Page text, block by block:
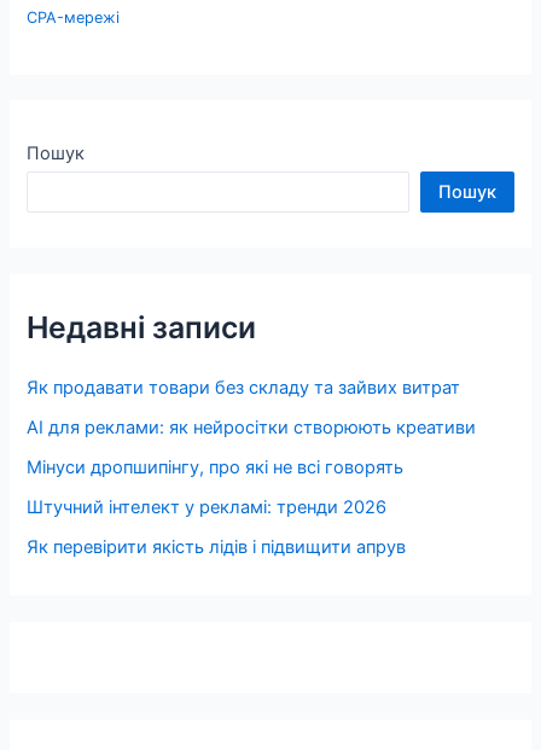
CPA-мережі
Пошук
Пошук
Недавні записи
Як продавати товари без складу та зайвих витрат
AI для реклами: як нейросітки створюють креативи
Мінуси дропшипінгу, про які не всі говорять
Штучний інтелект у рекламі: тренди 2026
Як перевірити якість лідів і підвищити апрув